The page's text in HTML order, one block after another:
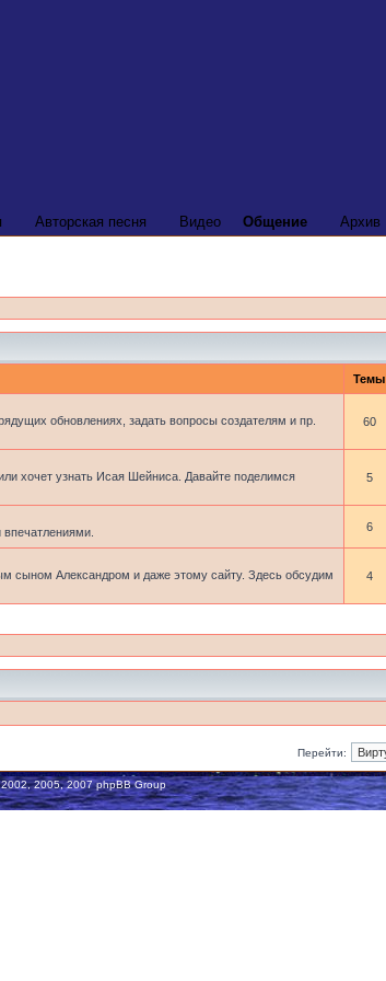
Авторская песня Видео Общение Архив
Темы
обновлениях, задать вопросы создателям и пр.
60
хочет узнать Исая Шейниса. Давайте поделимся
5
6
сыном Александром и даже этому сайту. Здесь обсудим
4
Перейти:
2005, 2007 phpBB Group